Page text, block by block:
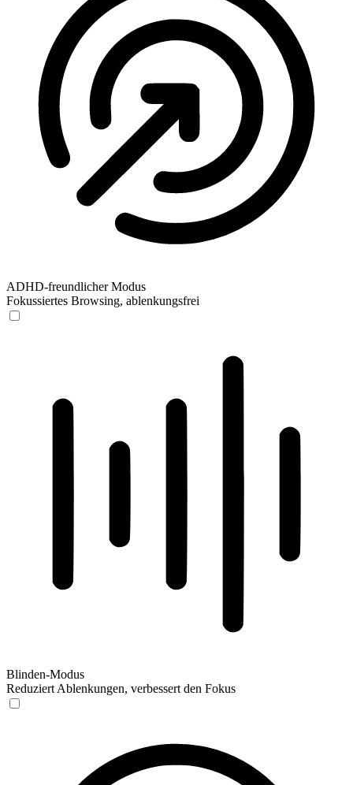
ADHD-freundlicher Modus
Fokussiertes Browsing, ablenkungsfrei
Blinden-Modus
Reduziert Ablenkungen, verbessert den Fokus